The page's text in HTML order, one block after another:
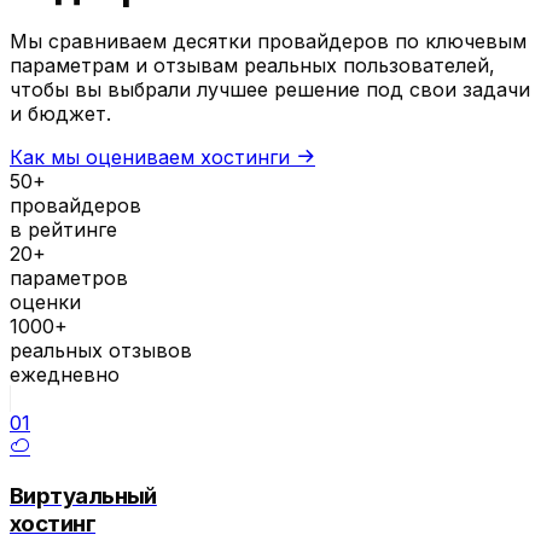
Мы сравниваем десятки провайдеров по ключевым
параметрам и отзывам реальных пользователей,
чтобы вы выбрали лучшее решение под свои задачи
и бюджет.
Как мы оцениваем хостинги
50+
провайдеров
в рейтинге
20+
параметров
оценки
1000+
реальных отзывов
ежедневно
01
Виртуальный
хостинг